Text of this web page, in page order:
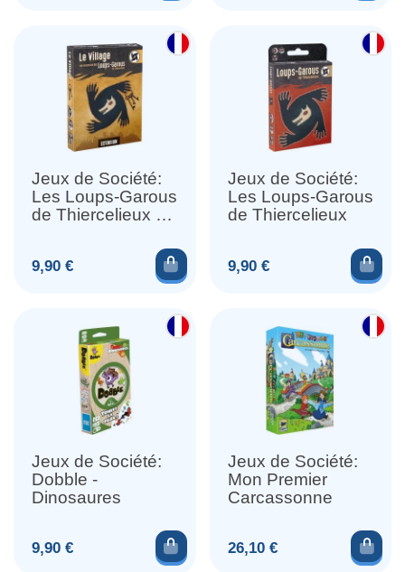
Jeux de Société:
Les Loups-Garous
de Thiercelieux -
Prix
9,90 € Ajouter au panier
Jeux de Société:
Les Loups-Garous
de Thiercelieux
Prix
9,90 €
Jeux de Société:
Dobble -
Dinosaures
Prix
9,90 € Ajouter au panier
Jeux de Société:
Mon Premier
Carcassonne
Prix
26,10 €